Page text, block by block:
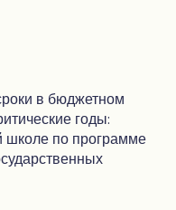
в бюджетном
годы:
школе по программе